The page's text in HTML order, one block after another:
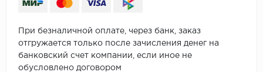
При безналичной оплате, через банк, заказ
отгружается только после зачисления денег на
банковский счет компании, если иное не
обусловлено договором